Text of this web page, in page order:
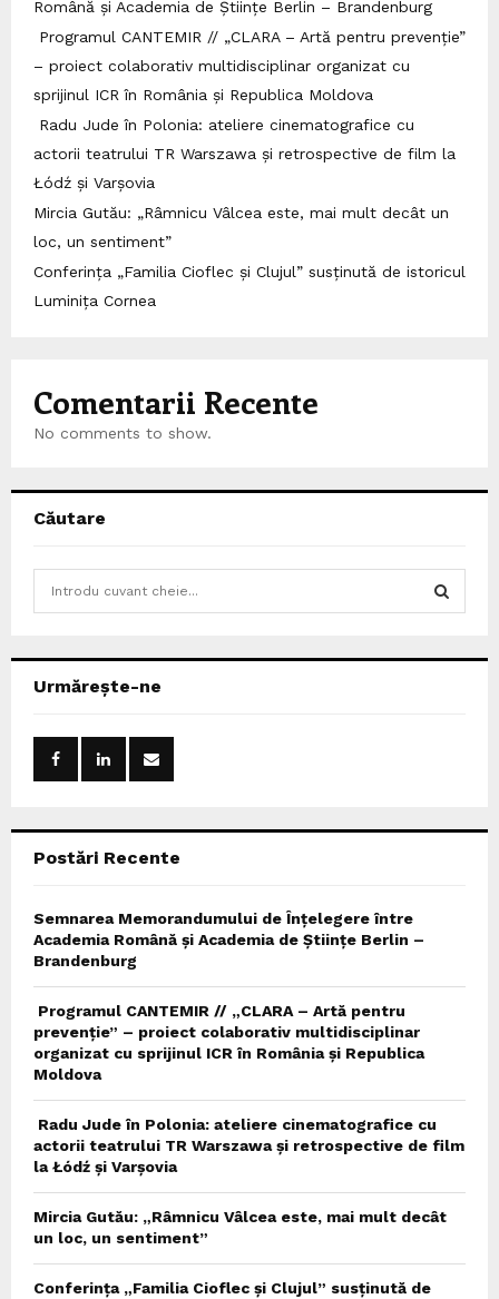
Română și Academia de Științe Berlin – Brandenburg
Programul CANTEMIR // „CLARA – Artă pentru prevenție”
– proiect colaborativ multidisciplinar organizat cu
sprijinul ICR în România și Republica Moldova
Radu Jude în Polonia: ateliere cinematografice cu
actorii teatrului TR Warszawa și retrospective de film la
Łódź și Varșovia
Mircia Gutău: „Râmnicu Vâlcea este, mai mult decât un
loc, un sentiment”
Conferința „Familia Cioflec și Clujul” susținută de istoricul
Luminița Cornea
Comentarii Recente
No comments to show.
Căutare
h
Urmărește-ne
Postări Recente
Semnarea Memorandumului de Înțelegere între
Academia Română și Academia de Științe Berlin –
Brandenburg
Programul CANTEMIR // „CLARA – Artă pentru
prevenție” – proiect colaborativ multidisciplinar
organizat cu sprijinul ICR în România și Republica
Moldova
Radu Jude în Polonia: ateliere cinematografice cu
actorii teatrului TR Warszawa și retrospective de film
la Łódź și Varșovia
Mircia Gutău: „Râmnicu Vâlcea este, mai mult decât
un loc, un sentiment”
Conferința „Familia Cioflec și Clujul” susținută de